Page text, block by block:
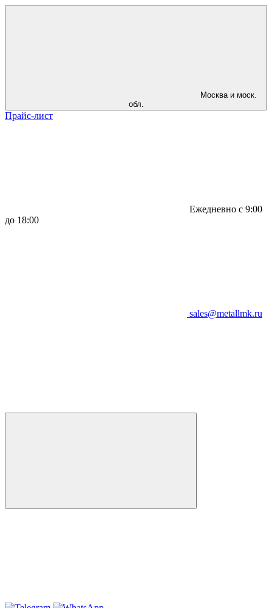
Москва и моск.
обл.
Прайс-лист
Ежедневно с 9:00
до 18:00
sales@metallmk.ru